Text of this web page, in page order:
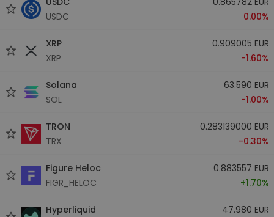
USDC
0.00%
XRP
XRP
0.909005 EUR
-1.60%
Solana
SOL
63.590 EUR
-1.00%
TRON
TRX
0.283139000 EUR
-0.30%
Figure Heloc
FIGR_HELOC
0.883557 EUR
+1.70%
Hyperliquid
47.980 EUR